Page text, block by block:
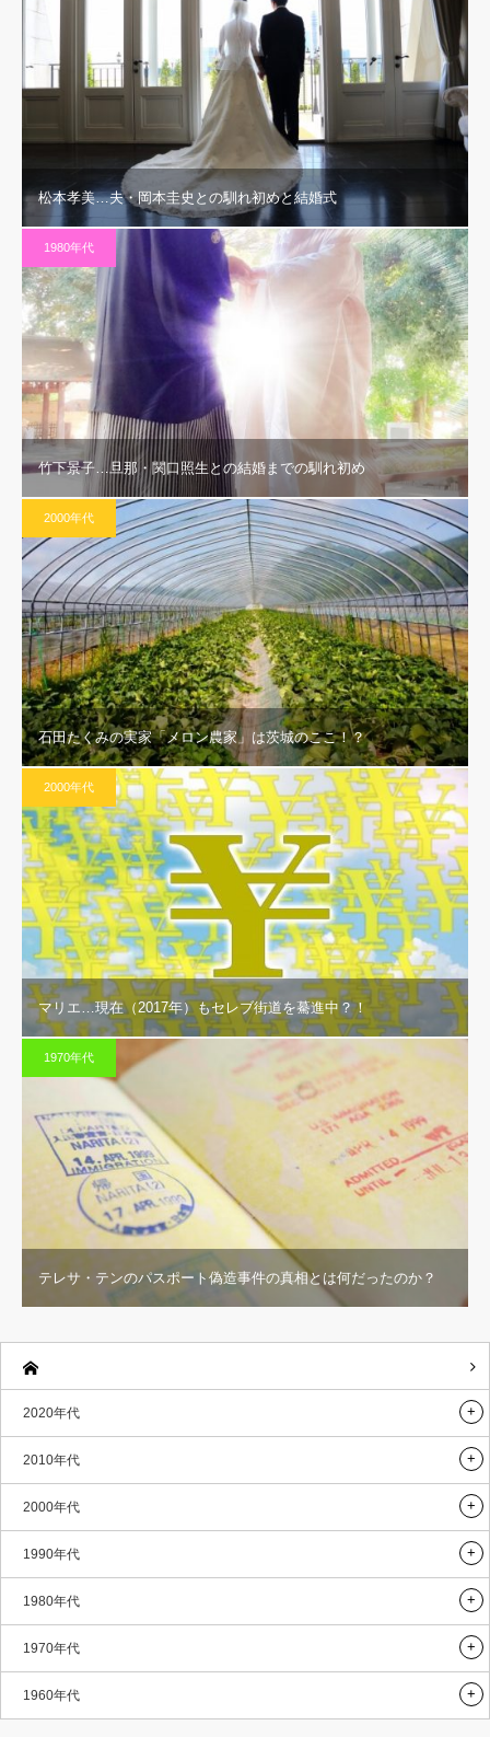
松本孝美…夫・岡本圭史との馴れ初めと結婚式
1980年代
竹下景子…旦那・関口照生との結婚までの馴れ初め
2000年代
石田たくみの実家「メロン農家」は茨城のここ！？
2000年代
マリエ…現在（2017年）もセレブ街道を驀進中？！
1970年代
テレサ・テンのパスポート偽造事件の真相とは何だったのか？
2020年代
2010年代
2000年代
1990年代
1980年代
1970年代
1960年代